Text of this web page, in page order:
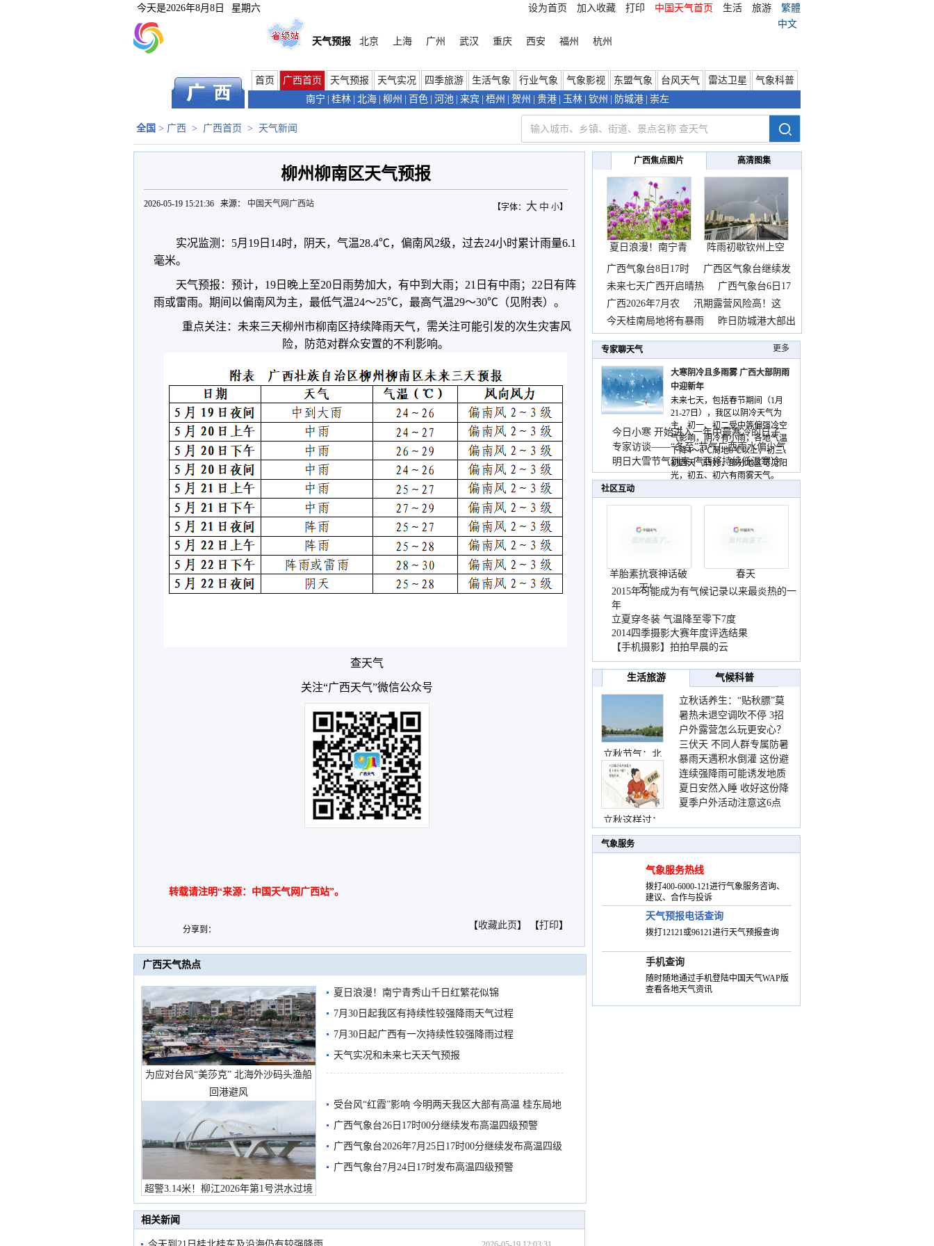
今天是2026年8月8日 星期六 设为首页 加入收藏 打印 中国天气首页 生活 旅游
繁體
中文
天气预报
北京 上海 广州 武汉 重庆 西安 福州 杭州
首页 广西首页 天气预报 天气实况 四季旅游 生活气象 行业气象 气象影视 东盟气象 台风天气 雷达卫星
气象科普
南宁
桂林 北海 柳州 百色 河池 来宾 梧州 贺州 贵港 玉林 钦州 防城港 崇左
全国 > 广西 > 广西首页 > 天气新闻
柳州柳南区天气预报
【字体： 大 中 小】
2026-05-19 15:21:36 来源： 中国天气网广西站
实况监测：5月19日14时，阴天，气温28.4℃，偏南风2级，过去24小时累计雨量6.1
毫米。
天气预报：预计，19日晚上至20日雨势加大，有中到大雨；21日有中雨；22日有阵
雨或雷雨。期间以偏南风为主，最低气温24～25℃，最高气温29～30℃（见附表）。
重点关注：未来三天柳州市柳南区持续降雨天气，需关注可能引发的次生灾害风
险，防范对群众安置的不利影响。
查天气
关注“广西天气”微信公众号
转载请注明“来源：中国天气网广西站”。
分享到： 【收藏此页 】 【打印】
广西天气热点
为应对台风“美莎克” 北海外沙码头渔船
回港避风
超警3.14米！柳江2026年第1号洪水过境
市民在堤岸见证汛况
夏日浪漫！南宁青秀山千日红繁花似锦
7月30日起我区有持续性较强降雨天气过程
7月30日起广西有一次持续性较强降雨过程
天气实况和未来七天天气预报
受台风“红霞”影响 今明两天我区大部有高温 桂东局地
有较强降雨
广西气象台26日17时00分继续发布高温四级预警
广西气象台2026年7月25日17时00分继续发布高温四级
预警
广西气象台7月24日17时发布高温四级预警
相关新闻
广西焦点图片 高清图集
夏日浪漫！南宁青
秀山
阵雨初歇钦州上空
邂逅
广西气象台8日17时
广西区气象台继续发
布
未来七天广西开启晴热
广西气象台6日17
时
广西2026年7月农
汛期露营风险高！这
份
今天桂南局地将有暴雨
昨日防城港大部出
现暴
专家聊天气 更多
大寒阴冷且多雨雾 广西大部阴雨
中迎新年
未来七天，包括春节期间（1月
21-27日），我区以阴冷天气为
主，初一、初二受中等偏强冷空
气影响，阴冷有小雨，各地气温
下降4～6℃局地8℃以上，初三、
初四天气转好，部分地区可见阳
光，初五、初六有雨雾天气。
今日小寒 开始进入一年中最寒冷的日子
专家访谈——“冬至”节气广西雨水偏少气
温低
明日大雪节气到来 广西将持续低温寒冷
天气
社区互动
羊胎素抗衰神话破
灭！
春天
2015年可能成为有气候记录以来最炎热的一
年
立夏穿冬装 气温降至零下7度
2014四季摄影大赛年度评选结果
【手机摄影】拍拍早晨的云
生活旅游 气候科普
立秋节气：北
立秋这样过：
立秋话养生：“贴秋膘”莫
着急 先清暑再防燥
暑热未退空调吹不停 3招
护住肩颈不酸痛
户外露营怎么玩更安心？
这份攻略请收好
三伏天 不同人群专属防暑
要点请收好
暴雨天遇积水倒灌 这份避
险提示请收好
连续强降雨可能诱发地质
灾害 这些前兆要知道
夏日安然入睡 收好这份降
温小贴士
夏季户外活动注意这6点
气象服务
气象服务热线
拨打400-6000-121进行气象服务咨询、
建议、合作与投诉
天气预报电话查询
拨打12121或96121进行天气预报查询
手机查询
随时随地通过手机登陆中国天气WAP版
查看各地天气资讯